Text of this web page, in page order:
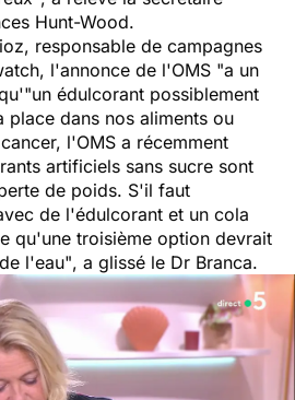
Hunt-Wood.
responsable de campagnes
l'annonce de l'OMS "a un
"un édulcorant possiblement
place dans nos aliments ou
l'OMS a récemment
artificiels sans sucre sont
de poids. S'il faut
de l'édulcorant et un cola
qu'une troisième option devrait
l'eau", a glissé le Dr Branca.